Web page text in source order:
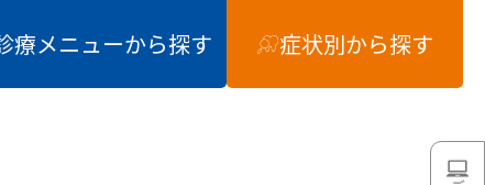
療メニューから探す 症状別から探す